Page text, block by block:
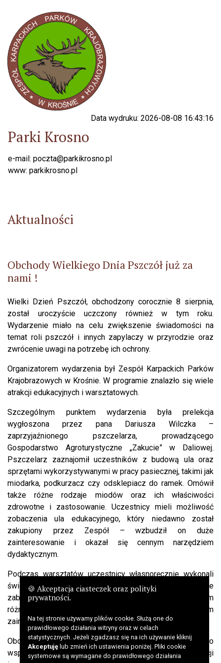
Data wydruku: 2026-08-08 16:43:16
Parki Krosno
e-mail: poczta@parkikrosno.pl
www: parkikrosno.pl
Aktualności
Obchody Wielkiego Dnia Pszczół już za
nami !
Wielki Dzień Pszczół, obchodzony corocznie 8 sierpnia,
został uroczyście uczczony również w tym roku.
Wydarzenie miało na celu zwiększenie świadomości na
temat roli pszczół i innych zapylaczy w przyrodzie oraz
zwrócenie uwagi na potrzebę ich ochrony.
Organizatorem wydarzenia był Zespół Karpackich Parków
Krajobrazowych w Krośnie. W programie znalazło się wiele
atrakcji edukacyjnych i warsztatowych.
Szczególnym punktem wydarzenia była prelekcja
wygłoszona przez pana Dariusza Wilczka –
zaprzyjaźnionego pszczelarza, prowadzącego
Gospodarstwo Agroturystyczne „Zakucie” w Daliowej.
Pszczelarz zaznajomił uczestników z budową ula oraz
sprzętami wykorzystywanymi w pracy pasiecznej, takimi jak
miodarka, podkurzacz czy odsklepiacz do ramek. Omówił
także różne rodzaje miodów oraz ich właściwości
zdrowotne i zastosowanie. Uczestnicy mieli możliwość
zobaczenia ula edukacyjnego, który niedawno został
zakupiony przez Zespół – wzbudził on duże
zainteresowanie i okazał się cennym narzędziem
dydaktycznym.
Podczas warsztatów uczestnicy własnoręcznie wykonali
świece z węzy pszczelej, co sprawiło im wiele radości. Nie
zabrakło również degustacji produktów pszczelich, w tym
różnych rodzajów miodu, które cieszyły się dużym
zainteresowaniem.
Obchody Wielkiego Dnia Pszczół były nie tylko okazją do
wspólnego świętowania, ale przede wszystkim do edukacji
🍪 Akceptacja ciasteczek oraz polityki
prywatności.
Na tej stronie używamy plików cookie. Służą one do
prawidłowego działania witryny oraz w celach
statystycznych. Jeżeli zgadzasz się na ich używanie kliknij
Akceptuję lub zmień ich ustawienia poniżej. Pliki cookie
systemowe są wymagane do prawidłowego działania